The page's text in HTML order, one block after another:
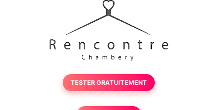
TESTER GRATUITEMENT